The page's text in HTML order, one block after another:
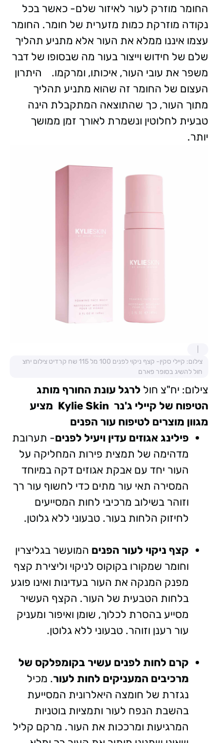
החומר מוזרק לעור לאיזור שלם- כאשר בכל
נקודה מוזרקת כמות מזערית של חומר. החומר
עצמו איננו ממלא את העור אלא מתניע תהליך
שלם של חידוש וייצור בעור מה שבסופו של דבר
משפר את עובי העור, איכותו, ומרקמו.
היתרון
העצום של החומר זה שהוא מתניע תהליך
מתוך העור, כך שהתוצאה המתקבלת הינה
טבעית לחלוטין ונשמרת לאורך זמן ממושך
יותר.
צילום: קיילי סקין- קצף ניקוי לפנים 100 מל 115 שח קרדיט צילום יחצ
חול להשיג בסופר פארם
צילום: יח"צ חול לרגל עונת החורף מותג
הטיפוח של קיילי ג'נר Kylie Skin מציע
מגוון מוצרים לטיפוח עור הפנים
פילינג אגוזים עדין ויעיל לפנים- תערובת
מדהימה של תמצית פירות המחליקה על
העור יחד עם אבקת אגוזים דקה במיוחד
המסירה תאי עור מתים כדי לחשוף עור רך
וזוהר בשילוב מרכיבי לחות המסייעים
לחיזוק הלחות בעור. טבעוני ללא גלוטן.
קצף ניקוי לעור הפנים המועשר בגליצרין
וחומר שמקורו בקוקוס לניקוי וליצירת קצף
מפנק המנקה את העור בעדינות ואינו פוגע
בלחות הטבעית של העור. הקצף העשיר
מסייע בהסרת לכלוך, שומן ואיפור ומעניק
עור רענן וזוהר. טבעוני ללא גלוטן.
קרם לחות לפנים עשיר בקומפלקס של
מרכיבים המעניקים לחות לעור. מכיל
נגזרת של חומצה היאלרונית המסייעת
בהשבת הנפח לעור ותמציות בוטניות
המרגיעות ומרככות את העור. מרקם קליל